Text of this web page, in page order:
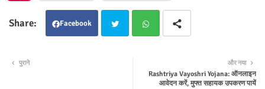
Facebook
tsap
और नया
Rashtriya Vayoshri Yojana: ऑनलाइन
आवेदन करें, मुफ्त सहायक उपकरण पायें
पुराने